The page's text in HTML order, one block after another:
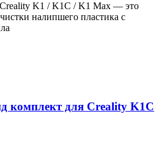
K1 / K1C / K1 Max — это
налипшего пластика с
комплект для Creality K1C